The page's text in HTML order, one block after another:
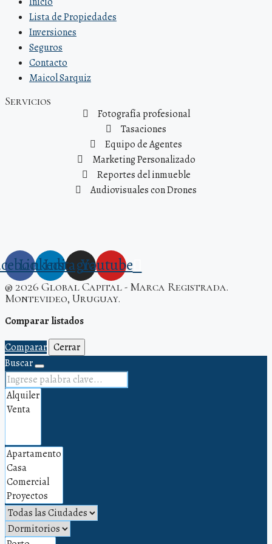
Lista de Propiedades
Inversiones
Seguros
Contacto
Maicol Sarquiz
Servicios
Fotografía profesional
Tasaciones
Equipo de Agentes
Marketing Personalizado
Reportes del inmueble
Audiovisuales con Drones
Linkedin
Instagram
Youtube
® 2026 Global Capital - Marca Registrada.
Montevideo, Uruguay.
Comparar listados
Comparar Cerrar
Buscar